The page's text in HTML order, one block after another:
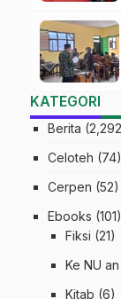
KATEGORI
Berita
Celoteh (74)
Cerpen (52)
Ebooks (101)
Fiksi (21)
Ke NU an
Kitab (6)